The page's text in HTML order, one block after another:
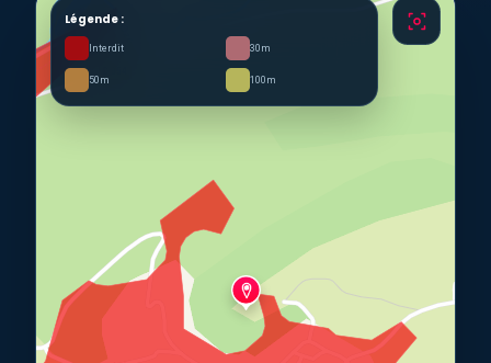
Légende :
Interdit 30m
50m 100m